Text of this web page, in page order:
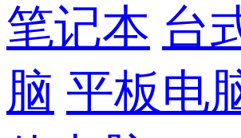
笔记本 台
脑 平板电